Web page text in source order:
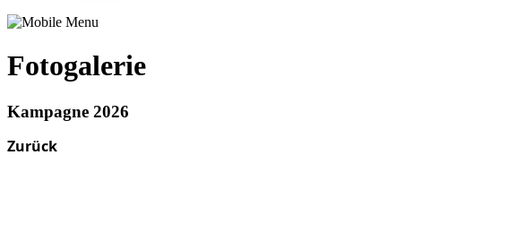
Fotogalerie
Kampagne 2026
Zurück